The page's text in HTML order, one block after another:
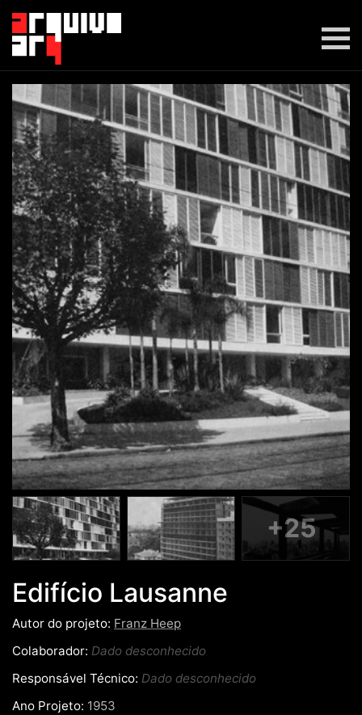
+25
Edifício Lausanne
Autor do projeto: Franz Heep
Colaborador: Dado desconhecido
Responsável Técnico: Dado desconhecido
Ano Projeto: 1953